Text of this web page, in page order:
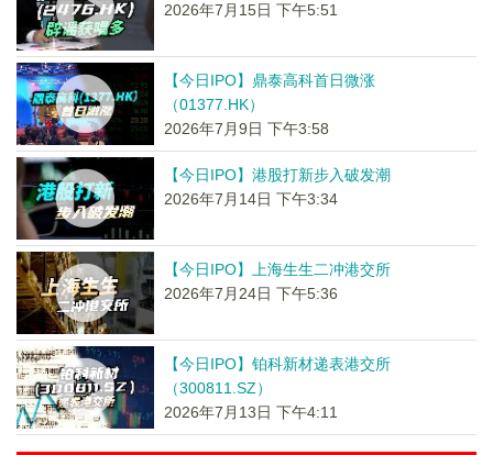
2026年7月15日 下午5:51
【今日IPO】鼎泰高科首日微涨
（01377.HK）
2026年7月9日 下午3:58
【今日IPO】港股打新步入破发潮
2026年7月14日 下午3:34
【今日IPO】上海生生二冲港交所
2026年7月24日 下午5:36
【今日IPO】铂科新材递表港交所
（300811.SZ）
2026年7月13日 下午4:11